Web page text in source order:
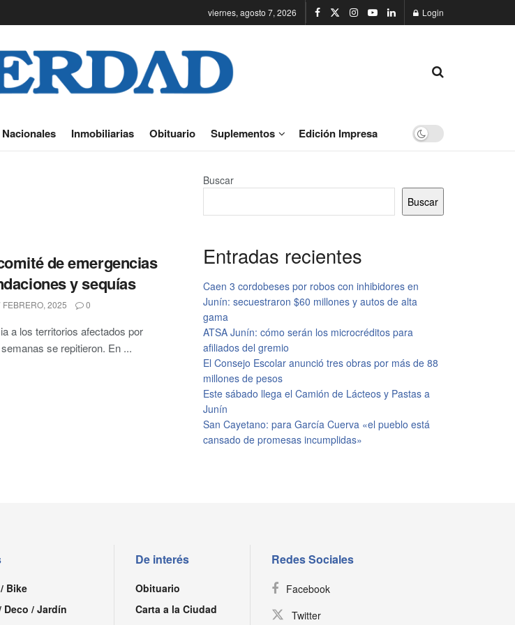
viernes, agosto 7, 2026 Login
Nacionales Inmobiliarias Obituario Suplementos Edición Impresa
de emergencias
y sequías
2025 0
a los territorios afectados por
se repitieron. En ...
Buscar
Buscar
Entradas recientes
Caen 3 cordobeses por robos con inhibidores en
Junín: secuestraron $60 millones y autos de alta
gama
ATSA Junín: cómo serán los microcréditos para
afiliados del gremio
El Consejo Escolar anunció tres obras por más de 88
millones de pesos
Este sábado llega el Camión de Lácteos y Pastas a
Junín
San Cayetano: para García Cuerva «el pueblo está
cansado de promesas incumplidas»
Bike
/ Jardín
De interés
Obituario
Carta a la Ciudad
Redes Sociales
Facebook
Twitter